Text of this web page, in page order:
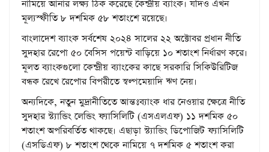
নামিয়ে আনার লক্ষ্য ঠিক করেছে কেন্দ্রীয় ব্যাংক। যদিও এখন
মূল্যস্ফীতি ৮ দশমিক ৫৮ শতাংশে রয়েছে।
বাংলাদেশ ব্যাংক সর্বশেষ ২০২৪ সালের ২২ অক্টোবর প্রধান নীতি
সুদহার রেপো ৫০ বেসিস পয়েন্ট বাড়িয়ে ১০ শতাংশ নির্ধারণ করে।
মূলত ব্যাংকগুলো কেন্দ্রীয় ব্যাংকের কাছে সরকারি সিকিউরিটিজ
বন্ধক রেখে রেপোর বিপরীতে স্বল্পমেয়াদি ঋণ নেয়।
অন্যদিকে, নতুন মুদ্রানীতিতে আন্তঃব্যাংক ধার নেওয়ার ক্ষেত্রে নীতি
সুদহার স্ট্যান্ডিং লেন্ডিং ফ্যাসিলিটি (এসএলএফ) ১১ দশমিক ৫০
শতাংশ অপরিবর্তিত থাকছে। এছাড়া স্ট্যান্ডিং ডিপোজিট ফ্যাসিলিটি
(এসডিএফ) ৮ শতাংশ থেকে নামিয়ে ৭ দশমিক ৫ শতাংশ করা